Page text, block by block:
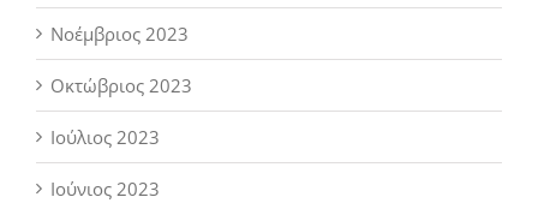
Νοέμβριος 2023
Οκτώβριος 2023
Ιούλιος 2023
Ιούνιος 2023